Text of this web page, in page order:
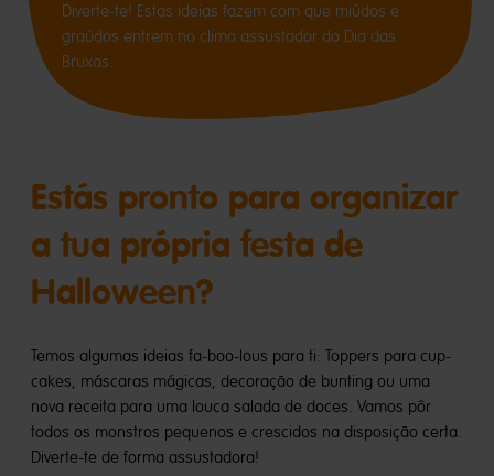
Diverte-te! Estas ideias fazem com que miúdos e
graúdos entrem no clima assustador do Dia das
Bruxas.
Estás pronto para organizar
a tua própria festa de
Halloween?
Temos algumas ideias fa-boo-lous para ti: Toppers para cup-
cakes, máscaras mágicas, decoração de bunting ou uma
nova receita para uma louca salada de doces. Vamos pôr
todos os monstros pequenos e crescidos na disposição certa.
Diverte-te de forma assustadora!